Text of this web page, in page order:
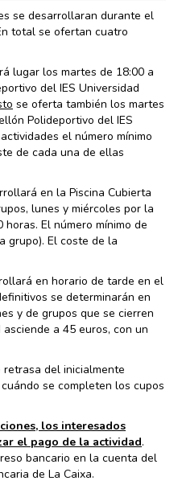
se desarrollaran durante el
total se ofertan cuatro
lugar los martes de 18:00 a
del IES Universidad
se oferta también los martes
Polideportivo del IES
el número mínimo
de cada una de ellas
en la Piscina Cubierta
lunes y miércoles por la
El número mínimo de
grupo). El coste de la
en horario de tarde en el
se determinarán en
y de grupos que se cierren
a 45 euros, con un
retrasa del inicialmente
se completen los cupos
los interesados
el pago de la actividad.
bancario en la cuenta del
de La Caixa.